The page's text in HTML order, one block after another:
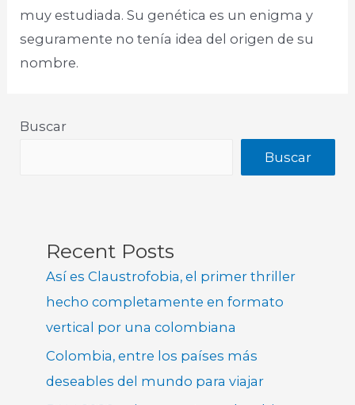
muy estudiada. Su genética es un enigma y
seguramente no tenía idea del origen de su
nombre. ​
Buscar
Buscar
Recent Posts
Así es Claustrofobia, el primer thriller
hecho completamente en formato
vertical por una colombiana
Colombia, entre los países más
deseables del mundo para viajar